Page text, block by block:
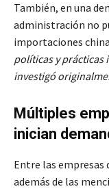
También, en una
administración no
importaciones
políticas y
investigó
Múltiples
inician
Entre las empresas
además de las